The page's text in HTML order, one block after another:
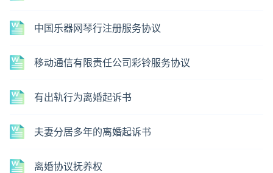
中国乐器网琴行注册服务协议
移动通信有限责任公司彩铃服务协议
有出轨行为离婚起诉书
夫妻分居多年的离婚起诉书
离婚协议抚养权